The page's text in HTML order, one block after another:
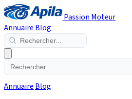
Passion Moteur
Annuaire Blog
Annuaire Blog